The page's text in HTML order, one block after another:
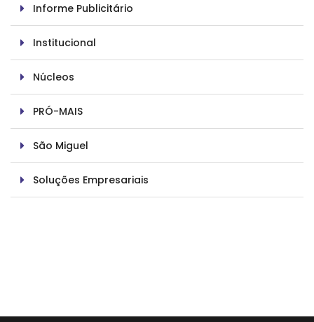
Informe Publicitário
Institucional
Núcleos
PRÓ-MAIS
São Miguel
Soluções Empresariais